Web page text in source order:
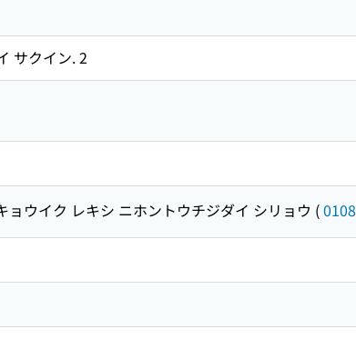
サクイン. 2
ョウイク レキシ ニホントウチジダイ シリョウ (